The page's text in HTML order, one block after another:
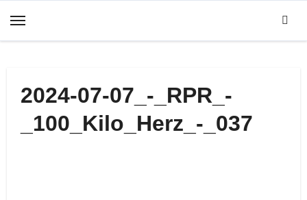
Inhalt
2024-07-07_-_RPR_-
_100_Kilo_Herz_-_037